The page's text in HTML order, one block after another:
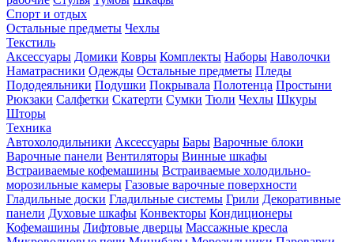
Спорт и отдых
Остальные предметы Чехлы
Текстиль
Аксессуары Домики Ковры Комплекты Наборы Наволочки
Наматрасники Одежды Остальные предметы Пледы
Пододеяльники Подушки Покрывала Полотенца Простыни
Рюкзаки Салфетки Скатерти Сумки Тюли Чехлы Шкуры
Шторы
Техника
Автохолодильники Аксессуары Бары Варочные блоки
Варочные панели Вентиляторы Винные шкафы
Встраиваемые кофемашины Встраиваемые холодильно-
морозильные камеры Газовые варочные поверхности
Гладильные доски Гладильные системы Грили Декоративные
панели Духовые шкафы Конвекторы Кондиционеры
Кофемашины Лифтовые дверцы Массажные кресла